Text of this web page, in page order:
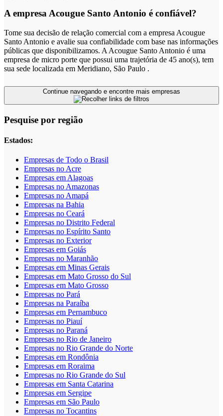
A empresa Acougue Santo Antonio é confiável?
Tome sua decisão de relação comercial com a empresa Acougue
Santo Antonio e avalie sua confiabilidade com base nas informações
públicas que disponibilizamos. A Acougue Santo Antonio é uma
empresa de micro porte que possui uma trajetória de 45 ano(s), tem
sua sede localizada em Meridiano, São Paulo .
Pesquise por região
Estados:
Empresas de Todo o Brasil
Empresas no Acre
Empresas em Alagoas
Empresas no Amazonas
Empresas no Amapá
Empresas na Bahia
Empresas no Ceará
Empresas no Distrito Federal
Empresas no Espírito Santo
Empresas no Exterior
Empresas em Goiás
Empresas no Maranhão
Empresas em Minas Gerais
Empresas em Mato Grosso do Sul
Empresas em Mato Grosso
Empresas no Pará
Empresas na Paraíba
Empresas em Pernambuco
Empresas no Piauí
Empresas no Paraná
Empresas no Rio de Janeiro
Empresas no Rio Grande do Norte
Empresas em Rondônia
Empresas em Roraima
Empresas no Rio Grande do Sul
Empresas em Santa Catarina
Empresas em Sergipe
Empresas em São Paulo
Empresas no Tocantins